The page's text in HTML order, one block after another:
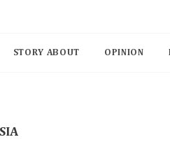
STORY ABOUT OPINION